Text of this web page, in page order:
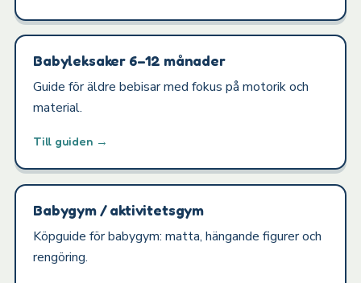
Babyleksaker 6–12 månader
Guide för äldre bebisar med fokus på motorik och
material.
Till guiden →
Babygym / aktivitetsgym
Köpguide för babygym: matta, hängande figurer och
rengöring.